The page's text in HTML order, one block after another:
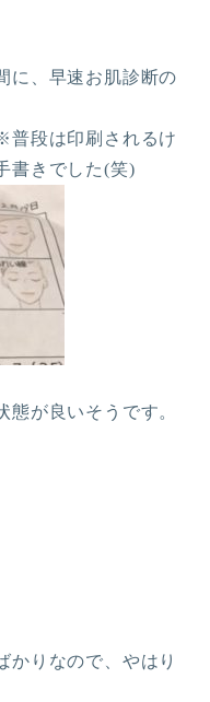
に、早速お肌診断の
普段は印刷されるけ
書きでした(笑)
態が良いそうです。
かりなので、やはり